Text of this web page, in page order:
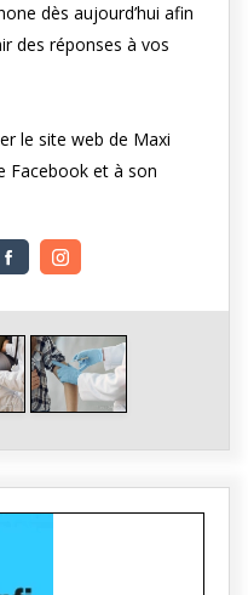
dès aujourd’hui afin
des réponses à vos
le site web de Maxi
Facebook et à son